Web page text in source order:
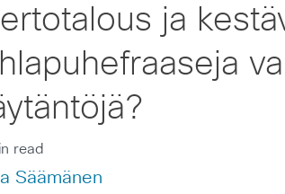
ja
read
Säämänen